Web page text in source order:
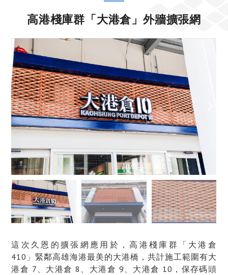
高港棧庫群「大港倉」外牆擴張網
這次久恩的擴張網應用於，高港棧庫群「大港倉
410」緊鄰高雄海港最美的大港橋，共計施工範圍有大
港倉 7、大港倉 8、大港倉 9、大港倉 10，保存碼頭